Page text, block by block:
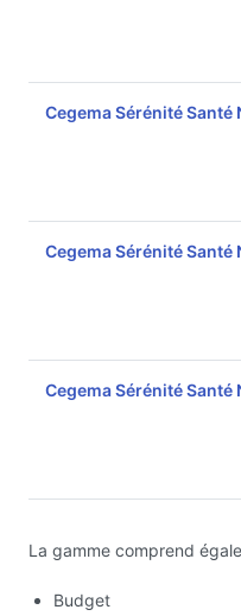
Cegema Sérénité Santé
Cegema Sérénité Santé
Cegema Sérénité Santé
La gamme comprend
Budget